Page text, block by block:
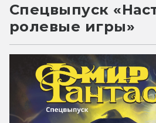
Спецвыпуск
ролевые игры»